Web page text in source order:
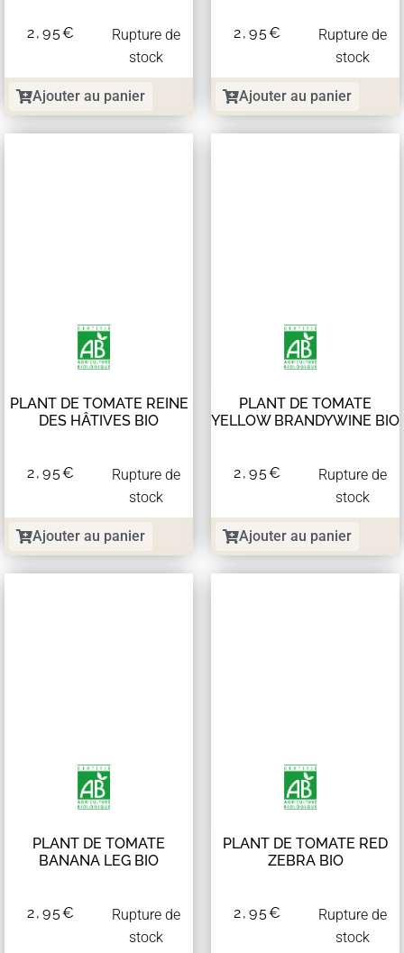
2,95€
Rupture de
stock
Ajouter au panier
2,95€
Rupture de
stock
Ajouter au panier
PLANT DE TOMATE REINE
DES HÂTIVES BIO
2,95€
Rupture de
stock
Ajouter au panier
PLANT DE TOMATE
YELLOW BRANDYWINE BIO
2,95€
Rupture de
stock
Ajouter au panier
PLANT DE TOMATE
BANANA LEG BIO
2,95€
Rupture de
stock
PLANT DE TOMATE RED
ZEBRA BIO
2,95€
Rupture de
stock